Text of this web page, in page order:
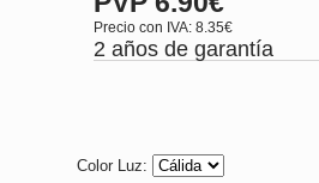
Precio con IVA: 8.35€
2 años de garantía
Color Luz: